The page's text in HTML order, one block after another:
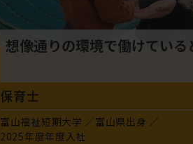
想像通りの環境で働けている
保育士
富山福祉短期大学
富山県出身
2025年度年度入社